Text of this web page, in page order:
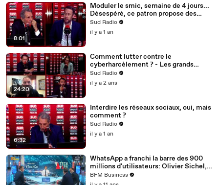
8:01
Moduler le smic, semaine de 4 jours...
Désespéré, ce patron propose des
solutions aux politiques
Sud Radio
il y a 1 an
24:20
Comment lutter contre le
cyberharcèlement ? - Les grands
débats du matin
Sud Radio
il y a 2 ans
6:32
Interdire les réseaux sociaux, oui, mais
comment ?
Sud Radio
il y a 1 an
WhatsApp a franchi la barre des 900
millions d'utilisateurs: Olivier Sichel,
Jean-Pierre Brulard et Frédéric
Simottel - 10/09
BFM Business